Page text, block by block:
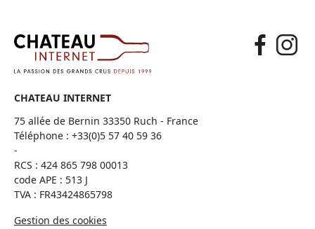
CHATEAU INTERNET
75 allée de Bernin 33350 Ruch - France
Téléphone : +33(0)5 57 40 59 36
-
RCS : 424 865 798 00013
code APE : 513 J
TVA : FR43424865798
Gestion des cookies